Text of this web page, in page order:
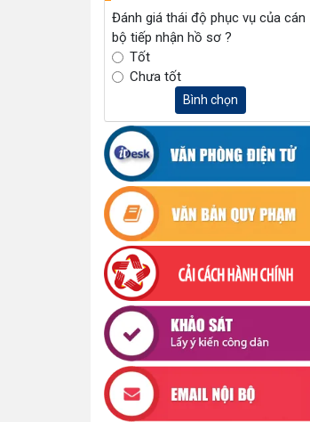
Đánh giá thái độ phục vụ của cán
bộ tiếp nhận hồ sơ ?
Tốt
Chưa tốt
Bình chọn